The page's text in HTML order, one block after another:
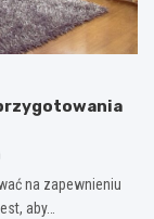
na zapewnieniu
aby…